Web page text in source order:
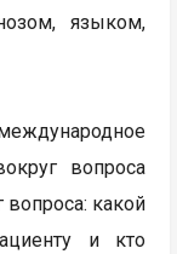
языком,
вопроса
вопроса: какой
и кто